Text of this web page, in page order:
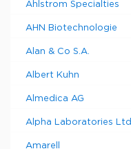
Ahlstrom Specialties
AHN Biotechnologie
Alan & Co S.A.
Albert Kuhn
Almedica AG
Alpha Laboratories Ltd.
Amarell